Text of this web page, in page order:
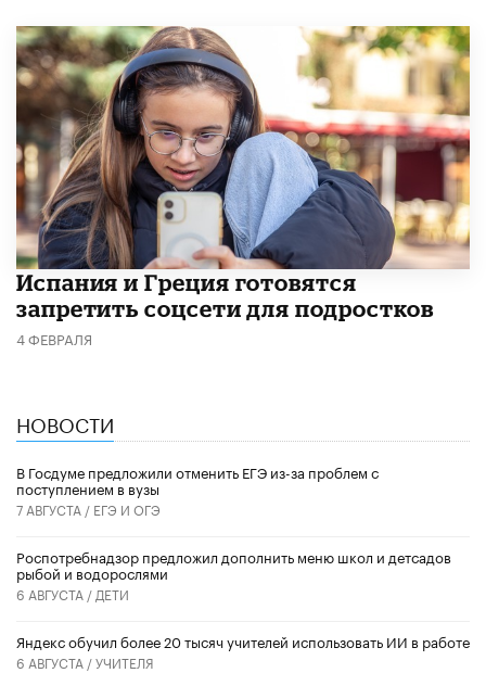
Испания и Греция готовятся
запретить соцсети для подростков
4 ФЕВРАЛЯ
НОВОСТИ
В Госдуме предложили отменить ЕГЭ из-за проблем с
поступлением в вузы
7 АВГУСТА / ЕГЭ И ОГЭ
Роспотребнадзор предложил дополнить меню школ и детсадов
рыбой и водорослями
6 АВГУСТА / ДЕТИ
​Яндекс обучил более 20 тысяч учителей использовать ИИ в работе
6 АВГУСТА /УЧИТЕЛЯ